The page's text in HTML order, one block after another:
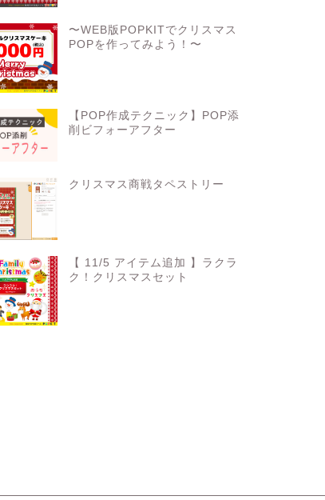
〜WEB版POPKITでクリスマス
POPを作ってみよう！〜
【POP作成テクニック】POP添
削ビフォーアフター
クリスマス商戦タペストリー
【 11/5 アイテム追加 】ラクラ
ク！クリスマスセット